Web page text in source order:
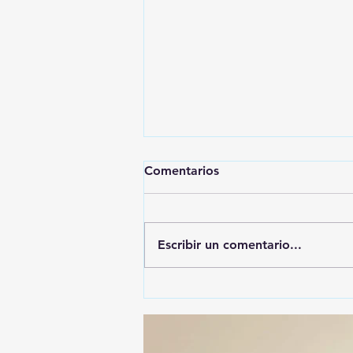
GARCIA, EL MÁS
Comentarios
Escribir un comentario...